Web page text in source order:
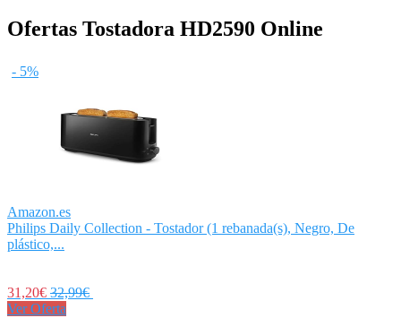
Ofertas Tostadora HD2590 Online
- 5%
Amazon.es
Philips Daily Collection - Tostador (1 rebanada(s), Negro, De
plástico,...
31,20€ 32,99€
Ver Oferta